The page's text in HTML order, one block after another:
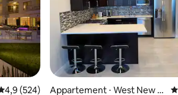
: 4,7 sur 5
moyenne sur la base de 524
4,9 (524) Appartement ⋅ West New Y